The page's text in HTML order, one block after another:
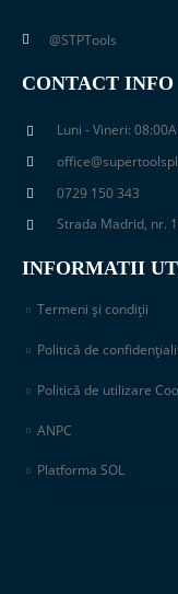
@STPTools
CONTACT INFO
Luni - Vineri:
0729 150 343
Strada Madrid, nr.
INFORMATII
Termeni și condiții
Politică de
Politică de utilizare
ANPC
Platforma SOL